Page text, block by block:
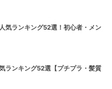
気ランキング52選！初心者・メン
ランキング52選【プチプラ・髪質